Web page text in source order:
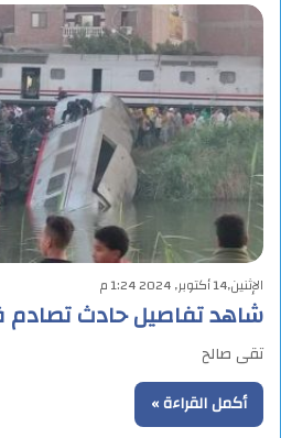
الإثنين,14 أكتوبر, 2024 1:24 م
شاهد تفاصيل حادث تصادم
تقى صالح
أكمل القراءة »